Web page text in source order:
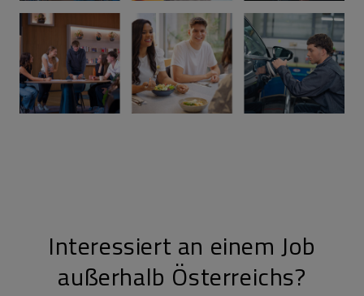
Interessiert an einem Job
außerhalb Österreichs?